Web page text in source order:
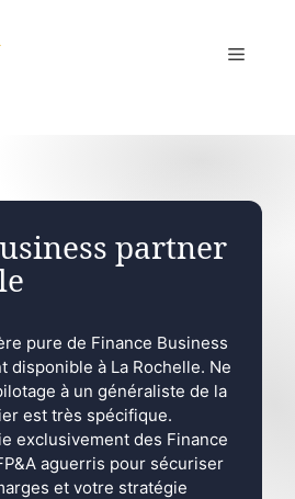
MENU
partner
pure de Finance Business
disponible à La Rochelle. Ne
à un généraliste de la
est très spécifique.
exclusivement des Finance
aguerris pour sécuriser
et votre stratégie